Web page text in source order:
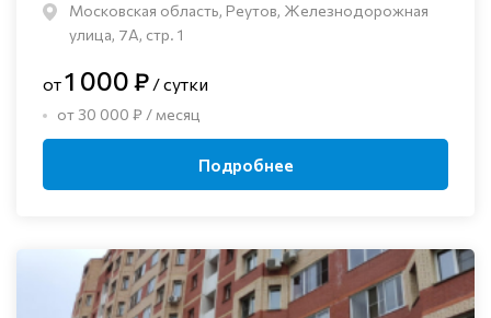
Московская область, Реутов, Железнодорожная
улица, 7А, стр. 1
от1 000 ₽ / сутки
от 30 000 ₽ / месяц
Подробнее